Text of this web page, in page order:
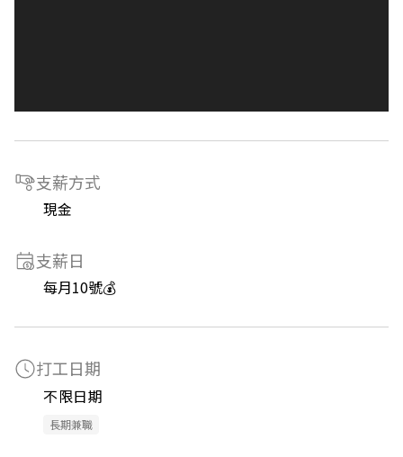
支薪方式
現金
支薪日
每月10號💰
打工日期
不限日期
長期兼職